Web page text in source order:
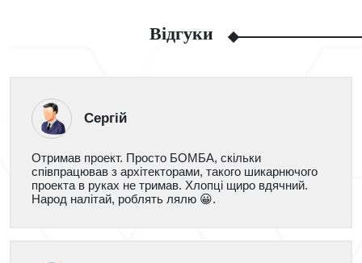
Відгуки
Сергій
Отримав проект. Просто БОМБА, скільки
співпрацював з архітекторами, такого шикарнючого
проекта в руках не тримав. Хлопці щиро вдячний.
Народ налітай, роблять лялю 😀.